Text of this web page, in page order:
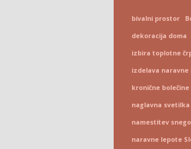
bivalni prostor
dekoracija doma
izbira toplotne
izdelava
kronične
naglavna svetilka
namestitev
naravne lepote